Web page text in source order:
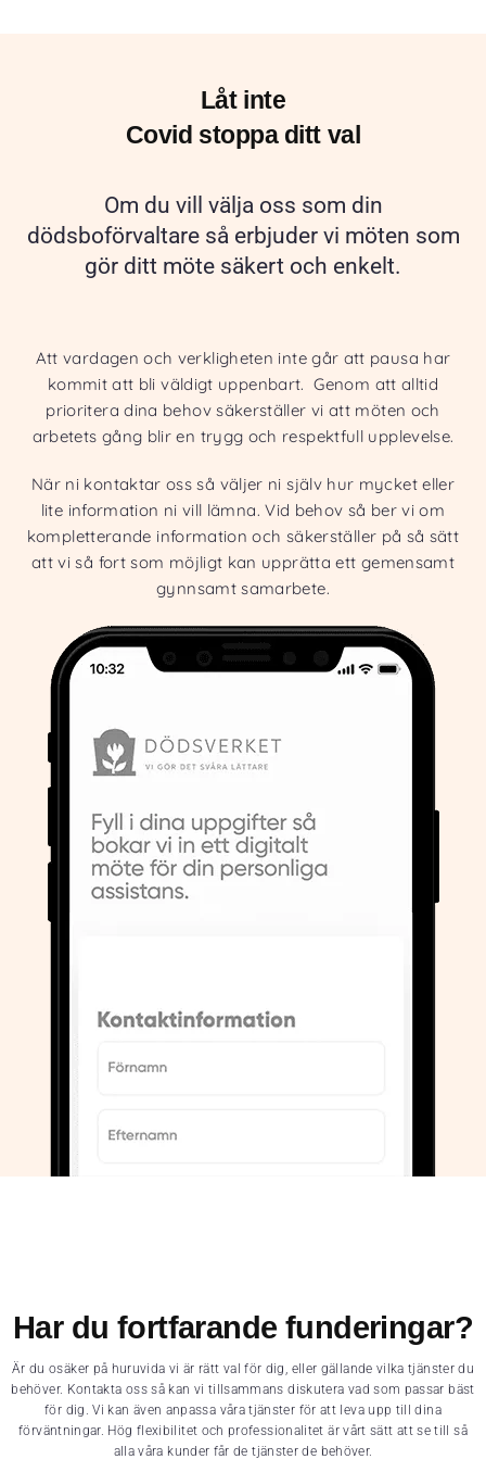
Låt inte
Covid stoppa ditt val
Om du vill välja oss som din
dödsboförvaltare så erbjuder vi möten som
gör ditt möte säkert och enkelt.
Att vardagen och verkligheten inte går att pausa har
kommit att bli väldigt uppenbart. Genom att alltid
prioritera dina behov säkerställer vi att möten och
arbetets gång blir en trygg och respektfull upplevelse.
När ni kontaktar oss så väljer ni själv hur mycket eller
lite information ni vill lämna. Vid behov så ber vi om
kompletterande information och säkerställer på så sätt
att vi så fort som möjligt kan upprätta ett gemensamt
gynnsamt samarbete.
Har du fortfarande funderingar?
Är du osäker på huruvida vi är rätt val för dig, eller gällande vilka tjänster du
behöver. Kontakta oss så kan vi tillsammans diskutera vad som passar bäst
för dig. Vi kan även anpassa våra tjänster för att leva upp till dina
förväntningar. Hög flexibilitet och professionalitet är vårt sätt att se till så
alla våra kunder får de tjänster de behöver.